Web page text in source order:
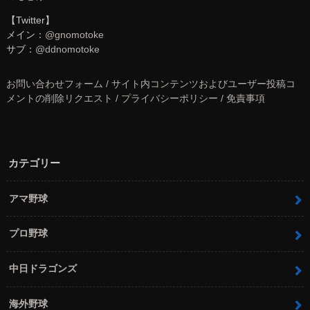
【Twitter】
メイン： @gnomotoke
サブ： @ddnomotoke
お問い合わせフォーム / サイト内コンテンツおよびユーザー投稿コ
メントの削除リクエスト / プライバシーポリシー / 免責事項
カテゴリー
アマ野球
プロ野球
中日ドラゴンズ
海外野球